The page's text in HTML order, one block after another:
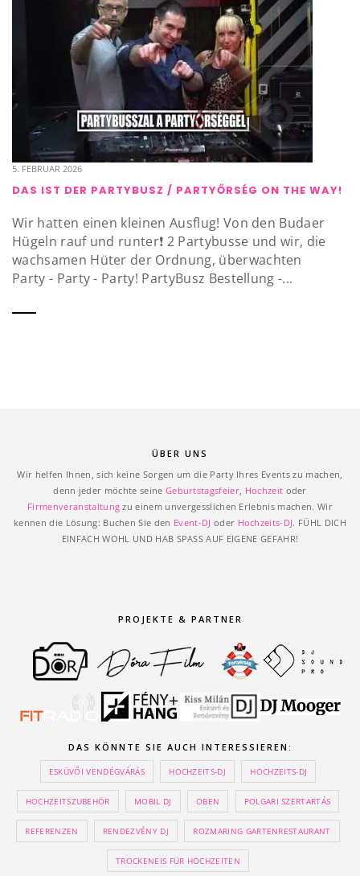
5. FEBRUAR 2026
DAS IST DER PARTYBUSZ / PARTYŐRSÉG ON THE WAY!
Wir hatten einen kleinen Ausflug! Von den Budaer
Hügeln rauf und runter❗️ 2 Partybusse und wir, die
wachsamen Hüter der Ordnung, überwachten
Party - Party - Party! PartyBusz Bestellung -...
ÜBER UNS
Wir helfen Ihnen, sich keine Sorgen um die Party Ihres Events zu machen,
denn jeder möchte seine Geburtstagsfeier, Hochzeit oder
Firmenveranstaltung zu einem unvergesslichen Erlebnis machen. Wir
kennen die Lösung: Buchen Sie den Event-DJ oder Hochzeits-DJ. FÜHL DICH
EINFACH WOHL UND HAB SPASS AUF EIGENE GEFAHR!
PROJEKTE & PARTNER
DAS KÖNNTE SIE AUCH INTERESSIEREN:
ESKÜVŐI VENDÉGVÁRÁS HOCHZEITS-DJ HOCHZEITS-DJ
HOCHZEITSZUBEHÖR MOBIL DJ OBEN POLGARI SZERTARTÁS
REFERENZEN RENDEZVÉNY DJ ROZMARING GARTENRESTAURANT
TROCKENEIS FÜR HOCHZEITEN